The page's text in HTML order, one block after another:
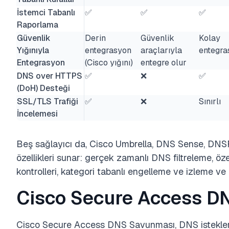
İstemci Tabanlı
Raporlama
✅ ✅ ✅
Güvenlik
Yığınıyla
Entegrasyon
Derin
entegrasyon
(Cisco yığını)
Güvenlik
araçlarıyla
entegre olur
Kolay
DNS over HTTPS
(DoH) Desteği
✅ ❌ ✅
SSL/TLS Trafiği
İncelemesi
✅ ❌ Sınırlı
Beş sağlayıcı da, Cisco Umbrella, DNS Sense,
özellikleri sunar: gerçek zamanlı DNS filtreleme,
kontrolleri, kategori tabanlı engelleme ve izleme
Cisco Secure Access
Cisco Secure Access DNS Savunması, DNS